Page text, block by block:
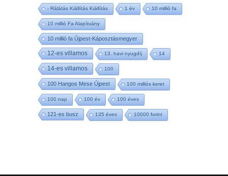
- Rálátás Kiállítás Kiállítás 1 év 10 millió fa
10 millió Fa Alapítvány
10 millió fa Újpest-Káposztásmegyer
12-es villamos 13. havi nyugdíj 14
14-es villamos 100
100 Hangos Mese Újpest 100 milliós keret
100 nap 100 év 100 éves
121-es busz 135 éves 10000 forint